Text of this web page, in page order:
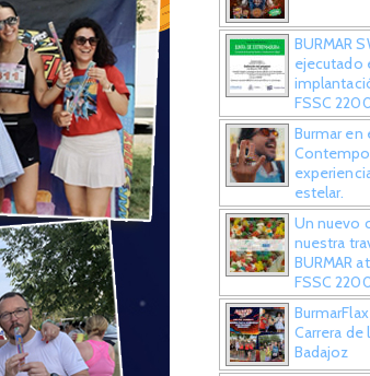
BURMAR
ejecutado
FSSC
Burmar en
estelar.
Un nuevo
nuestra
BURMAR
FSSC
Carrera
Badajoz